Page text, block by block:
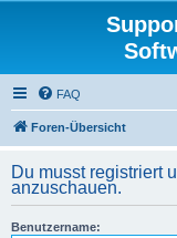
FAQ
Foren-Übersicht
Du musst registriert
anzuschauen.
Benutzername: